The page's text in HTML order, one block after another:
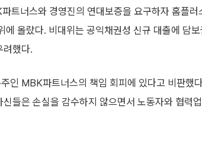
트너스와 경영진의 연대보증을 요구하자 홈플
에 올랐다. 비대위는 공익채권성 신규 대출에 담
려했다.
인 MBK파트너스의 책임 회피에 있다고 비판했
들은 손실을 감수하지 않으면서 노동자와 협력